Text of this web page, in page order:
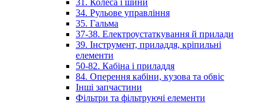
31. Колеса і шини
34. Рульове управління
35. Гальма
37-38. Електроустаткування й прилади
39. Інструмент, приладдя, кріпильні
елементи
50-82. Кабіна і приладдя
84. Оперення кабіни, кузова та обвіс
Інші запчастини
Фільтри та фільтруючі елементи